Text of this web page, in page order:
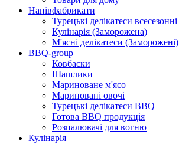
Напівфабрикати
Турецькі делікатеси всесезонні
Кулінарія (Заморожена)
М'ясні делікатеси (Заморожені)
BBQ-group
Ковбаски
Шашлики
Мариноване м'ясо
Мариновані овочі
Турецькі делікатеси BBQ
Готова BBQ продукція
Розпалювачі для вогню
Кулінарія